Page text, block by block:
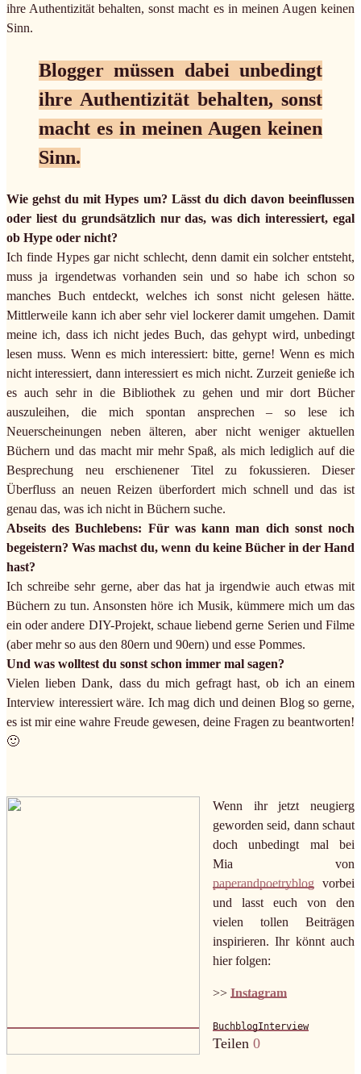
ihre Authentizität behalten, sonst macht es in meinen Augen keinen
Sinn.
Blogger müssen dabei unbedingt
ihre Authentizität behalten, sonst
macht es in meinen Augen keinen
Sinn.
Wie gehst du mit Hypes um? Lässt du dich davon beeinflussen
oder liest du grundsätzlich nur das, was dich interessiert, egal
ob Hype oder nicht?
Ich finde Hypes gar nicht schlecht, denn damit ein solcher entsteht,
muss ja irgendetwas vorhanden sein und so habe ich schon so
manches Buch entdeckt, welches ich sonst nicht gelesen hätte.
Mittlerweile kann ich aber sehr viel lockerer damit umgehen. Damit
meine ich, dass ich nicht jedes Buch, das gehypt wird, unbedingt
lesen muss. Wenn es mich interessiert: bitte, gerne! Wenn es mich
nicht interessiert, dann interessiert es mich nicht. Zurzeit genieße ich
es auch sehr in die Bibliothek zu gehen und mir dort Bücher
auszuleihen, die mich spontan ansprechen – so lese ich
Neuerscheinungen neben älteren, aber nicht weniger aktuellen
Büchern und das macht mir mehr Spaß, als mich lediglich auf die
Besprechung neu erschienener Titel zu fokussieren. Dieser
Überfluss an neuen Reizen überfordert mich schnell und das ist
genau das, was ich nicht in Büchern suche.
Abseits des Buchlebens: Für was kann man dich sonst noch
begeistern? Was machst du, wenn du keine Bücher in der Hand
hast?
Ich schreibe sehr gerne, aber das hat ja irgendwie auch etwas mit
Büchern zu tun. Ansonsten höre ich Musik, kümmere mich um das
ein oder andere DIY-Projekt, schaue liebend gerne Serien und Filme
(aber mehr so aus den 80ern und 90ern) und esse Pommes.
Und was wolltest du sonst schon immer mal sagen?
Vielen lieben Dank, dass du mich gefragt hast, ob ich an einem
Interview interessiert wäre. Ich mag dich und deinen Blog so gerne,
es ist mir eine wahre Freude gewesen, deine Fragen zu beantworten!
🙂
Wenn ihr jetzt neugierg
geworden seid, dann schaut
doch unbedingt mal bei
Mia von
paperandpoetryblog vorbei
und lasst euch von den
vielen tollen Beiträgen
inspirieren. Ihr könnt auch
hier folgen:
>> Instagram
BuchblogInterview
Teilen 0